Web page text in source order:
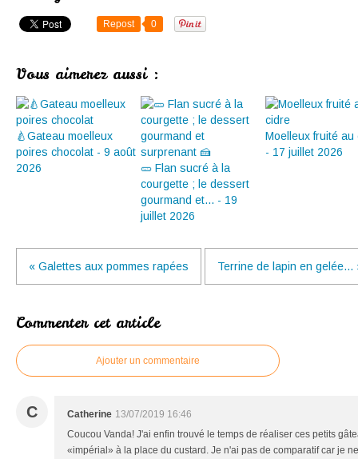
Repost 0
Vous aimerez aussi :
🍐Gateau moelleux
poires chocolat - 9 août
2026
🥒 Flan sucré à la
courgette ; le dessert
gourmand et... - 19
juillet 2026
Moelleux fruité au
- 17 juillet 2026
« Galettes aux pommes rapées Terrine de lapin en gelée...
Commenter cet article
Ajouter un commentaire
C Catherine 13/07/2019 16:46
Coucou Vanda! J'ai enfin trouvé le temps de réaliser ces petits
«impérial» à la place du custard. Je n'ai pas de comparatif car je